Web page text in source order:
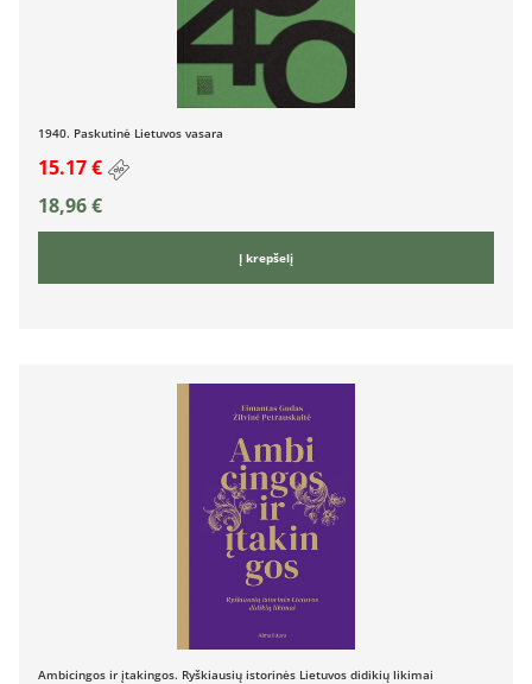
1940. Paskutinė Lietuvos vasara
15.17 €
18,96€
Į krepšelį
Ambicingos ir įtakingos. Ryškiausių istorinės Lietuvos didikių likimai